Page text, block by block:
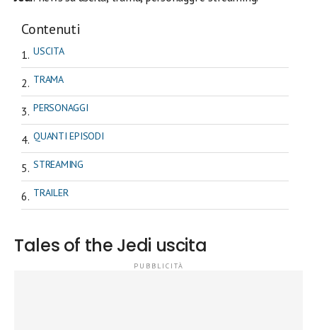
Contenuti
USCITA
TRAMA
PERSONAGGI
QUANTI EPISODI
STREAMING
TRAILER
Tales of the Jedi uscita